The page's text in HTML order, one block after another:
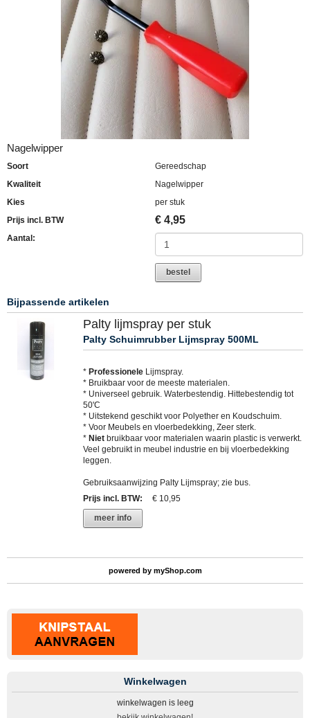
Nagelwipper
Soort
Gereedschap
Kwaliteit
Nagelwipper
Kies
per stuk
Prijs incl. BTW
€ 4,95
Aantal:
bestel
Bijpassende artikelen
Palty lijmspray per stuk
Palty Schuimrubber Lijmspray 500ML
* Professionele Lijmspray.
* Bruikbaar voor de meeste materialen.
* Universeel gebruik. Waterbestendig. Hittebestendig tot
50'C
* Uitstekend geschikt voor Polyether en Koudschuim.
* Voor Meubels en vloerbedekking, Zeer sterk.
* Niet bruikbaar voor materialen waarin plastic is verwerkt.
Veel gebruikt in meubel industrie en bij vloerbedekking
leggen.
Gebruiksaanwijzing Palty Lijmspray; zie bus.
Prijs incl. BTW:
€ 10,95
meer info
powered by myShop.com
Winkelwagen
winkelwagen is leeg